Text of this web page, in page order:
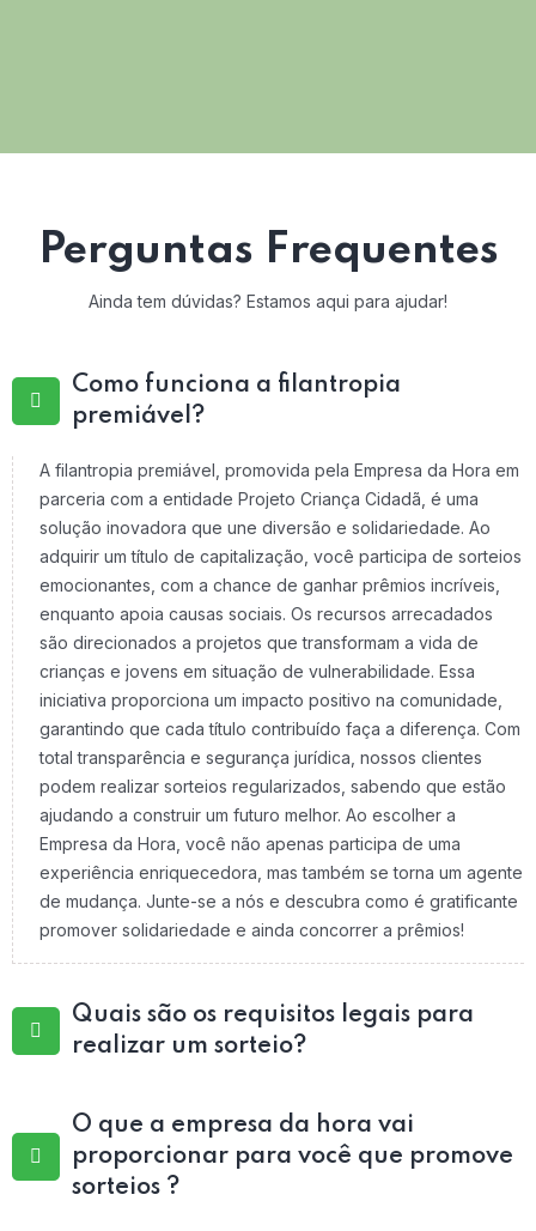
Perguntas Frequentes
Ainda tem dúvidas? Estamos aqui para ajudar!
Como funciona a filantropia
premiável?
A filantropia premiável, promovida pela Empresa da Hora em
parceria com a entidade Projeto Criança Cidadã, é uma
solução inovadora que une diversão e solidariedade. Ao
adquirir um título de capitalização, você participa de sorteios
emocionantes, com a chance de ganhar prêmios incríveis,
enquanto apoia causas sociais. Os recursos arrecadados
são direcionados a projetos que transformam a vida de
crianças e jovens em situação de vulnerabilidade. Essa
iniciativa proporciona um impacto positivo na comunidade,
garantindo que cada título contribuído faça a diferença. Com
total transparência e segurança jurídica, nossos clientes
podem realizar sorteios regularizados, sabendo que estão
ajudando a construir um futuro melhor. Ao escolher a
Empresa da Hora, você não apenas participa de uma
experiência enriquecedora, mas também se torna um agente
de mudança. Junte-se a nós e descubra como é gratificante
promover solidariedade e ainda concorrer a prêmios!
Quais são os requisitos legais para
realizar um sorteio?
O que a empresa da hora vai
proporcionar para você que promove
sorteios ?